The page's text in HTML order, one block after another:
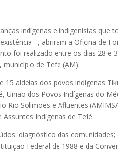
indígenas e indigenistas que
–, abriram a Oficina de
foi realizado entre os dias 28 e
município de Tefé (AM).
aldeias dos povos indígenas
União dos Povos Indígenas do
Rio Solimões e Afluentes
Indígenas de Tefé.
diagnóstico das
Federal de 1988 e da